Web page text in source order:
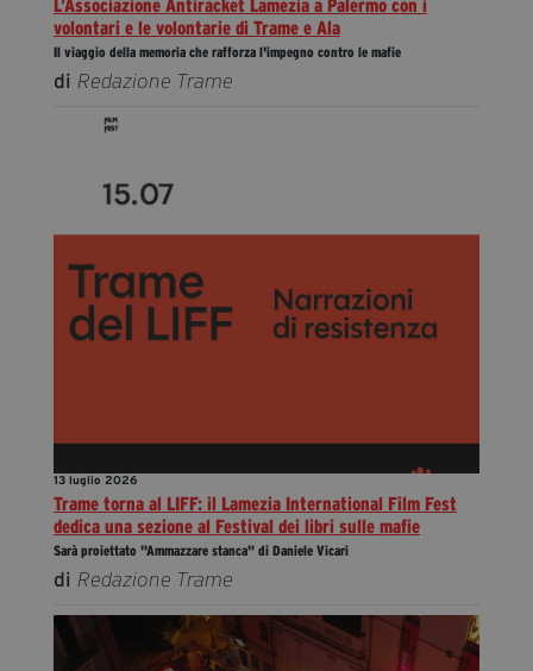
L’Associazione Antiracket Lamezia a Palermo con i
volontari e le volontarie di Trame e Ala
Il viaggio della memoria che rafforza l'impegno contro le mafie
di Redazione Trame
13 luglio 2026
Trame torna al LIFF: il Lamezia International Film Fest
dedica una sezione al Festival dei libri sulle mafie
Sarà proiettato "Ammazzare stanca" di Daniele Vicari
di Redazione Trame